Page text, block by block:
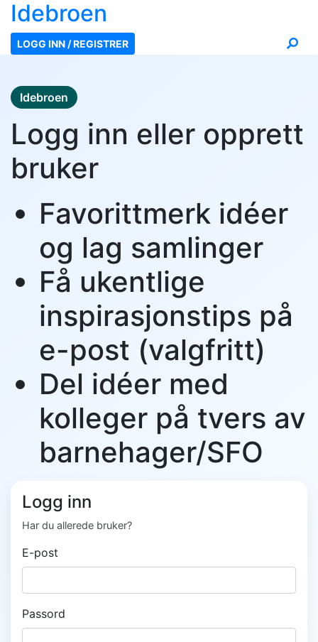
Idebroen
LOGG INN / REGISTRER
Idebroen
Logg inn eller opprett
bruker
Favorittmerk idéer
og lag samlinger
Få ukentlige
inspirasjonstips på
e-post (valgfritt)
Del idéer med
kolleger på tvers av
barnehager/SFO
Logg inn
Har du allerede bruker?
E-post
Passord